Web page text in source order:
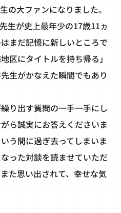
の大ファンになりました。
生が史上最年少の17歳11ヵ
まだ記憶に新しいところで
区にタイトルを持ち帰る」
生がかなえた瞬間でもあり
り出す質問の一手一手にし
ら誠実にお答えくださいま
う間に過ぎ去ってしまいま
った対談を読ませていただ
た思い出されて、幸せな気